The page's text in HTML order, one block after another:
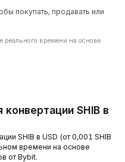
покупать, продавать или
реального времени на основе
SHIB в
SHIB в USD (от 0,001 SHIB
времени на основе
от Bybit.